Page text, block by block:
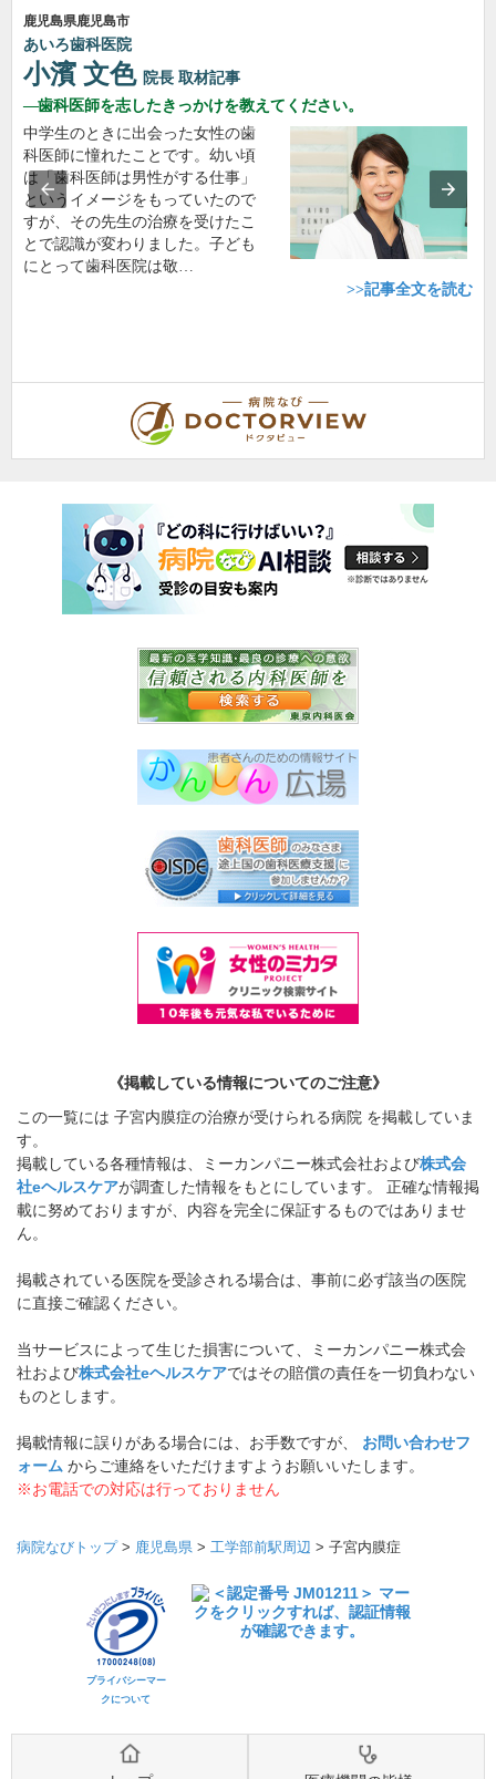
鹿児島県鹿児島市
あいろ歯科医院
小濱 文色 院長 取材記事
歯科医師を志したきっかけを教えてください。
中学生のときに出会った女性の歯
科医師に憧れたことです。幼い頃
は「歯科医師は男性がする仕事」
というイメージをもっていたので
すが、その先生の治療を受けたこ
とで認識が変わりました。子ども
にとって歯科医院は敬…
>>記事全文を読む
《掲載している情報についてのご注意》
この一覧には 子宮内膜症の治療が受けられる病院 を掲載していま
す。
掲載している各種情報は、ミーカンパニー株式会社および株式会
社eヘルスケアが調査した情報をもとにしています。 正確な情報掲
載に努めておりますが、内容を完全に保証するものではありませ
ん。
掲載されている医院を受診される場合は、事前に必ず該当の医院
に直接ご確認ください。
当サービスによって生じた損害について、ミーカンパニー株式会
社および株式会社eヘルスケアではその賠償の責任を一切負わない
ものとします。
掲載情報に誤りがある場合には、お手数ですが、 お問い合わせフ
ォーム からご連絡をいただけますようお願いいたします。
※お電話での対応は行っておりません
病院なびトップ> 鹿児島県 > 工学部前駅周辺 > 子宮内膜症
プライバシーマー
クについて